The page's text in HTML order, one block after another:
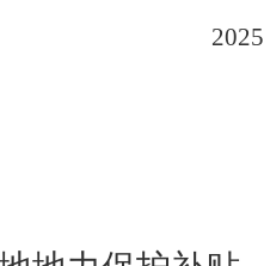
2025